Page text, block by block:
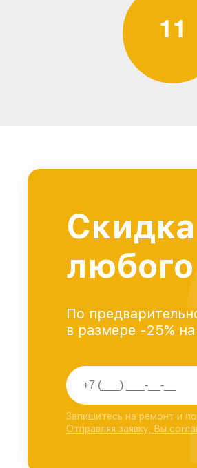
11
По
в размере -25%
Запишитесь на ремонт и
Отправляя заявку, Вы